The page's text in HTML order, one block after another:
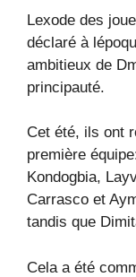
Lexode des
déclaré à
ambitieux de
principauté.
Cet été, ils ont
première
Kondogbia,
Carrasco et
tandis que
Cela a été